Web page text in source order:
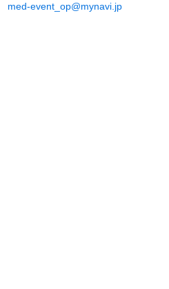
med-event_op@mynavi.jp